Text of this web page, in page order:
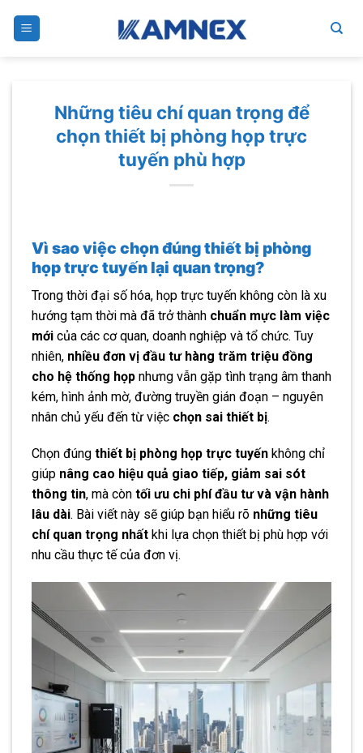
Những tiêu chí quan trọng để
chọn thiết bị phòng họp trực
tuyến phù hợp
Vì sao việc chọn đúng thiết bị phòng
họp trực tuyến lại quan trọng?
Trong thời đại số hóa, họp trực tuyến không còn là xu
hướng tạm thời mà đã trở thành chuẩn mực làm việc
mới của các cơ quan, doanh nghiệp và tổ chức. Tuy
nhiên, nhiều đơn vị đầu tư hàng trăm triệu đồng
cho hệ thống họp nhưng vẫn gặp tình trạng âm thanh
kém, hình ảnh mờ, đường truyền gián đoạn – nguyên
nhân chủ yếu đến từ việc chọn sai thiết bị.
Chọn đúng thiết bị phòng họp trực tuyến không chỉ
giúp nâng cao hiệu quả giao tiếp, giảm sai sót
thông tin, mà còn tối ưu chi phí đầu tư và vận hành
lâu dài. Bài viết này sẽ giúp bạn hiểu rõ những tiêu
chí quan trọng nhất khi lựa chọn thiết bị phù hợp với
nhu cầu thực tế của đơn vị.